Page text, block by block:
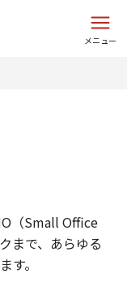
メニュー
（Small Office
まで、あらゆる
す。